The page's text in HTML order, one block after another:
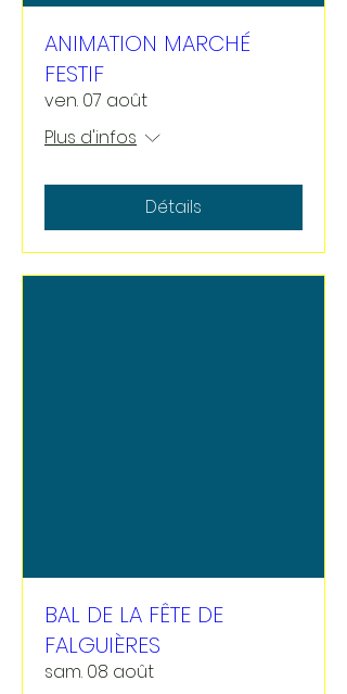
ANIMATION MARCHÉ
FESTIF
ven. 07 août
Plus d'infos
Détails
BAL DE LA FÊTE DE
FALGUIÈRES
sam. 08 août